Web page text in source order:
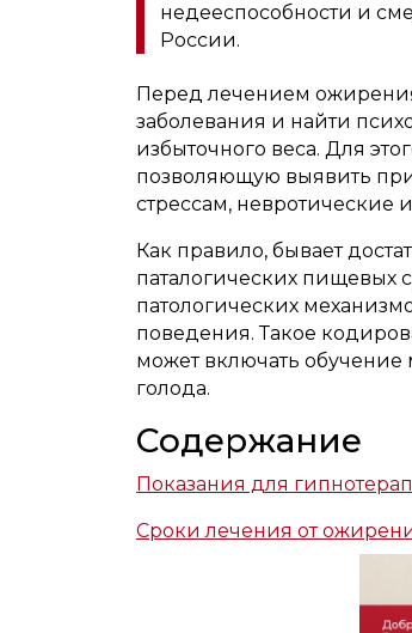
недееспособности и
России.
Перед лечением
заболевания и найти
избыточного веса. Для
позволяющую выявить
стрессам, невротические
Как правило, бывает
паталогических пищевых
патологических
поведения. Такое
может включать обучение
голода.
Содержание
Показания для
Сроки лечения от